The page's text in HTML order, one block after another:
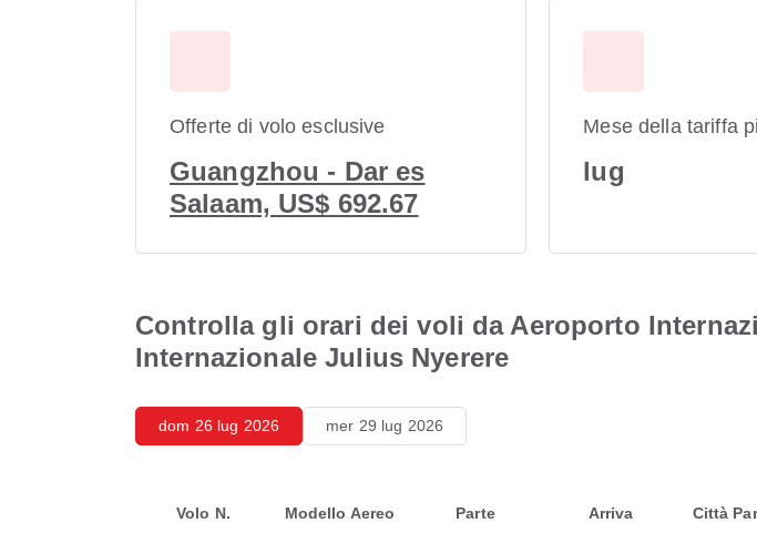
Offerte di volo esclusive
Guangzhou - Dar es
Salaam, US$ 692.67
Mese della tariffa
lug
Controlla gli orari dei voli da Aeroporto
Internazionale Julius Nyerere
dom 26 lug 2026 mer 29 lug 2026
Volo N. Modello Aereo Parte Arriva Città